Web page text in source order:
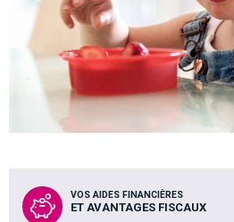
VOS AIDES FINANCIÈRES
ET AVANTAGES FISCAUX